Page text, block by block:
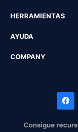
HERRAMIENTAS
AYUDA
COMPANY
Consigue